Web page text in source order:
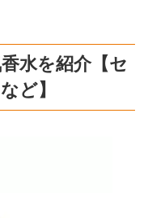
水を紹介【セ
ど】